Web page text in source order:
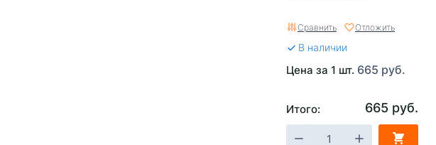
Сравнить Отложить
В наличии
Цена за 1 шт. 665 руб.
Итого: 665 руб.